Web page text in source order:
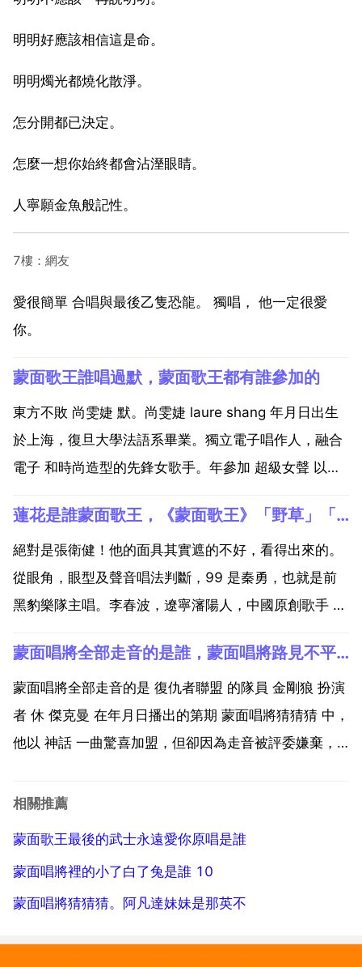
明明好應該相信這是命。
明明燭光都燒化散淨。
怎分開都已決定。
怎麼一想你始終都會沾溼眼睛。
人寧願金魚般記性。
7樓：網友
愛很簡單 合唱與最後乙隻恐龍。 獨唱， 他一定很愛
你。
蒙面歌王誰唱過默，蒙面歌王都有誰參加的
東方不敗 尚雯婕 默。尚雯婕 laure shang 年月日出生
於上海，復旦大學法語系畢業。獨立電子唱作人，融合
電子 和時尚造型的先鋒女歌手。年參加 超級女聲 以中
夢之浮橋 同年月發行個人首張 在梵谷的星空下 年演唱
電影 非誠勿擾 主題曲 信以為真...
蓮花是誰蒙面歌王，《蒙面歌王》「野草」「蓮花」是誰
絕對是張衛健！他的面具其實遮的不好，看得出來的。
從眼角，眼型及聲音唱法判斷，99 是秦勇，也就是前
黑豹樂隊主唱。李春波，遼寧瀋陽人，中國原創歌手 詞
唱的單曲 小芳 同年由中國唱片廣州公司出版發行的同
名 獲1993年度全國十大最受歡迎男歌手獎。1 ...
蒙面唱將全部走音的是誰，蒙面唱將路見不平一聲吼是誰
蒙面唱將全部走音的是 復仇者聯盟 的隊員 金剛狼 扮演
者 休 傑克曼 在年月日播出的第期 蒙面唱將猜猜猜 中，
他以 神話 一曲驚喜加盟，但卻因為走音被評委嫌棄，
能夠在觀眾面前展現自己從未具備過的 實力，但由於咐
相關推薦
蒙面歌王最後的武士永遠愛你原唱是誰
蒙面唱將裡的小了白了兔是誰 10
蒙面唱將猜猜猜。阿凡達妹妹是那英不